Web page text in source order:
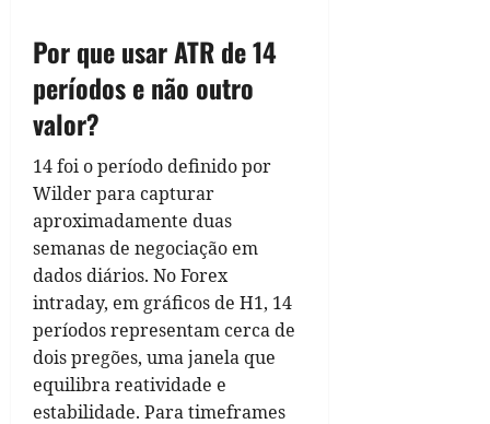
Por que usar ATR de 14
períodos e não outro
valor?
14 foi o período definido por
Wilder para capturar
aproximadamente duas
semanas de negociação em
dados diários. No Forex
intraday, em gráficos de H1, 14
períodos representam cerca de
dois pregões, uma janela que
equilibra reatividade e
estabilidade. Para timeframes